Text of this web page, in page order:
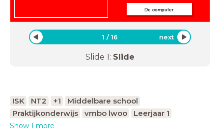
De computer.
1 /16 next
Slide 1: Slide
ISK NT2 +1
Middelbare school
Praktijkonderwijs
vmbo lwoo Leerjaar 1
Show 1 more